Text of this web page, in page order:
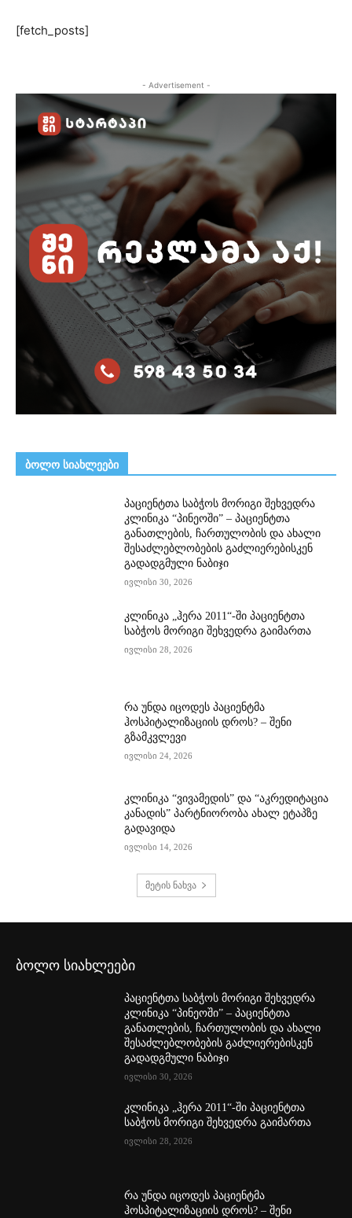
[fetch_posts]
- Advertisement -
ᲑᲝᲚᲝ ᲡᲘᲐᲮᲚᲔᲔᲑᲘ
პაციენტთა საბჭოს მორიგი შეხვედრა
კლინიკა “პინეოში” – პაციენტთა
განათლების, ჩართულობის და ახალი
შესაძლებლობების გაძლიერებისკენ
გადადგმული ნაბიჯი
ივლისი 30, 2026
კლინიკა „ჰერა 2011“-ში პაციენტთა
საბჭოს მორიგი შეხვედრა გაიმართა
ივლისი 28, 2026
რა უნდა იცოდეს პაციენტმა
ჰოსპიტალიზაციის დროს? – შენი
გზამკვლევი
ივლისი 24, 2026
კლინიკა “ვივამედის” და “აკრედიტაცია
კანადის” პარტნიორობა ახალ ეტაპზე
გადავიდა
ივლისი 14, 2026
მეტის ნახვა
ბოლო სიახლეები
პაციენტთა საბჭოს მორიგი შეხვედრა
კლინიკა “პინეოში” – პაციენტთა
განათლების, ჩართულობის და ახალი
შესაძლებლობების გაძლიერებისკენ
გადადგმული ნაბიჯი
ივლისი 30, 2026
კლინიკა „ჰერა 2011“-ში პაციენტთა
საბჭოს მორიგი შეხვედრა გაიმართა
ივლისი 28, 2026
რა უნდა იცოდეს პაციენტმა
ჰოსპიტალიზაციის დროს? – შენი